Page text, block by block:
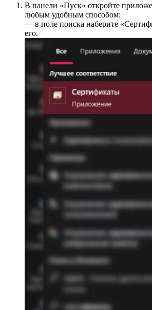
В панели «Пуск» откройте
любым удобным способом:
— в поле поиска наберите
его.